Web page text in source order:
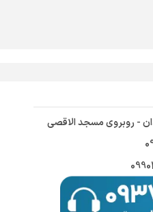
- روبروی مسجد الاقصی